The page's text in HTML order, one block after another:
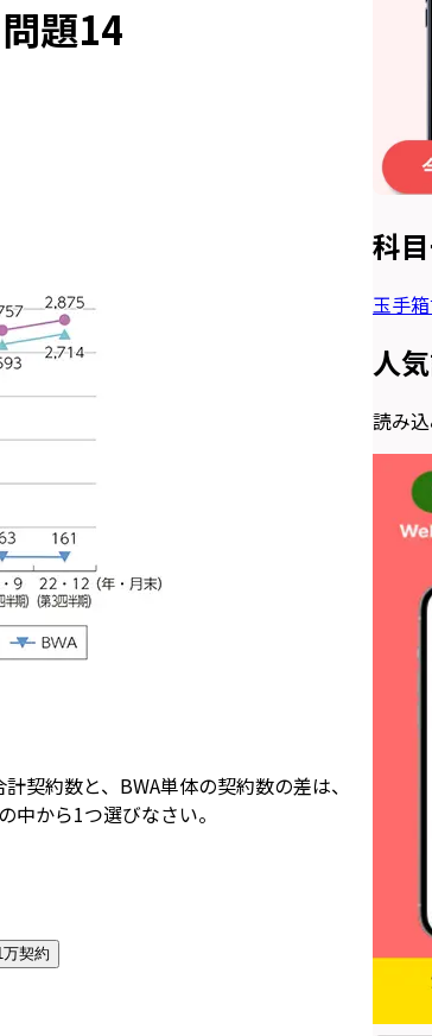
題14
契約数と、BWA単体の契約数の差は、
から1つ選びなさい。
万契約
科
玉手
人
読み